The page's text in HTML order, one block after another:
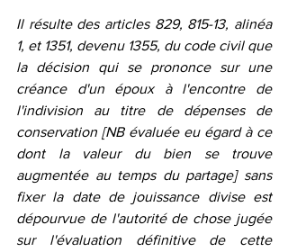
Il résulte des articles 829, 815-13, alinéa
1, et 1351, devenu 1355, du code civil que
la décision qui se prononce sur une
créance d'un époux à l'encontre de
l'indivision au titre de dépenses de
conservation [NB évaluée eu égard à ce
dont la valeur du bien se trouve
augmentée au temps du partage] sans
fixer la date de jouissance divise est
dépourvue de l'autorité de chose jugée
sur l'évaluation définitive de cette